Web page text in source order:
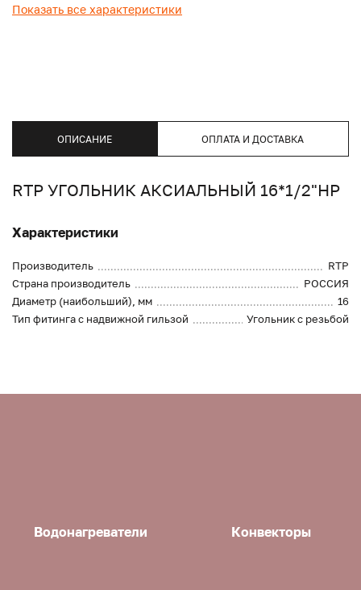
Показать все характеристики
ОПИСАНИЕ ОПЛАТА И ДОСТАВКА
RTP УГОЛЬНИК АКСИАЛЬНЫЙ 16*1/2"НР
Характеристики
Производитель
RTP
Страна производитель
РОССИЯ
Диаметр (наибольший), мм
16
Тип фитинга с надвижной гильзой
Угольник с резьбой
Водонагреватели Конвекторы